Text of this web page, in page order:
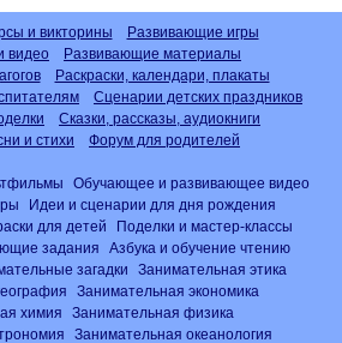
и викторины
Развивающие игры
видео
Развивающие материалы
Раскраски, календари, плакаты
Сценарии детских праздников
Сказки, рассказы, аудиокниги
и стихи
Форум для родителей
Обучающее и развивающее видео
Идеи и сценарии для дня рождения
для детей
Поделки и мастер-классы
задания
Азбука и обучение чтению
загадки
Занимательная этика
Занимательная экономика
химия
Занимательная физика
Занимательная океанология